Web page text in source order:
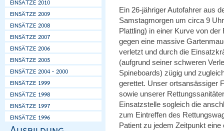
Ein 26-jähriger Autofahrer aus
Samstagmorgen um circa 9
Plattling) in einer Kurve von
gegen eine massive
verletzt und durch die
(aufgrund seiner schweren
Spineboards) zügig und
gerettet. Unser ortsansässiger
sowie unserer
Einsatzstelle sogleich die
zum Eintreffen des
Patient zu jedem Zeitpunkt